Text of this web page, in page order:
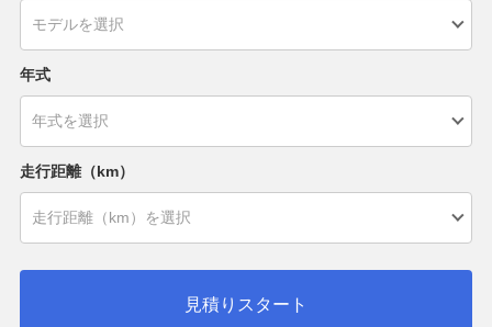
年式
走行距離（km）
見積りスタート